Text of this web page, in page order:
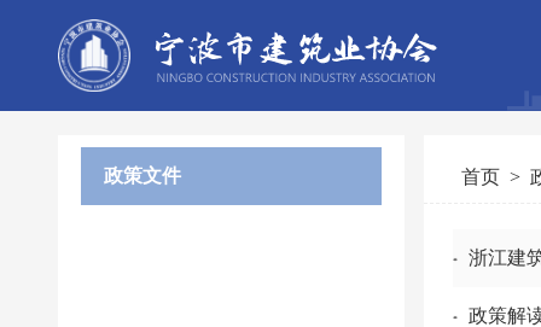
政策文件 首页>
浙江建
政策解